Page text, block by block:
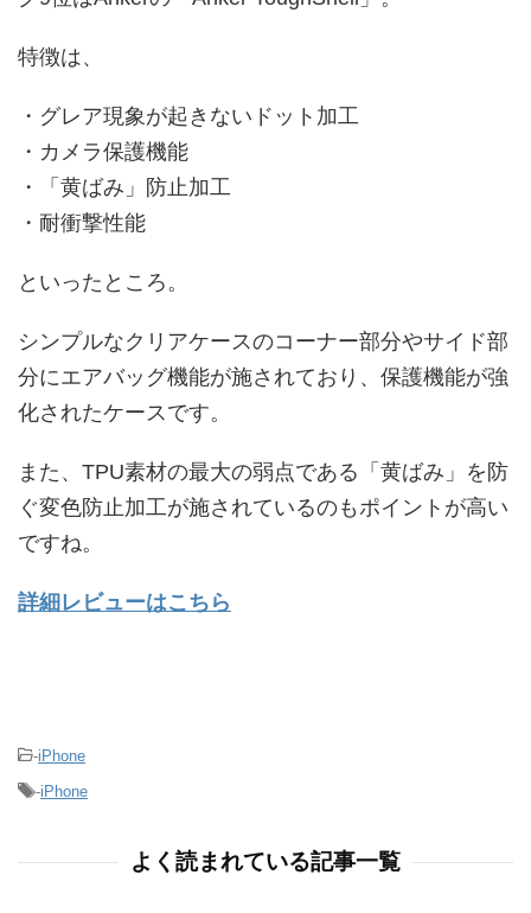
特徴は、
・グレア現象が起きないドット加工
・カメラ保護機能
・「黄ばみ」防止加工
・耐衝撃性能
といったところ。
シンプルなクリアケースのコーナー部分やサイド部
分にエアバッグ機能が施されており、保護機能が強
化されたケースです。
また、TPU素材の最大の弱点である「黄ばみ」を防
ぐ変色防止加工が施されているのもポイントが高い
ですね。
詳細レビューはこちら
-iPhone
-iPhone
よく読まれている記事一覧